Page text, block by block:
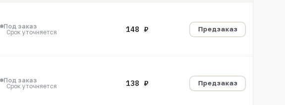
Под заказ
Срок уточняется
148 ₽ Предзаказ
Под заказ
Срок уточняется
138 ₽ Предзаказ